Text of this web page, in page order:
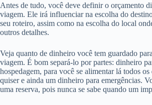
Antes de tudo, você deve definir o orçamento
viagem. Ele irá influenciar na escolha do
seu roteiro, assim como na escolha do local
outros detalhes.
Veja quanto de dinheiro você tem guardado
viagem. É bom separá-lo por partes: dinheiro
hospedagem, para você se alimentar lá todos
quiser e ainda um dinheiro para emergências.
uma reserva, pois nunca se sabe quando um